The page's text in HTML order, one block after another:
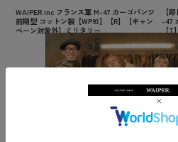
WAIPER.inc フランス軍 M-47 カーゴパンツ
前期型 コットン製【WP93】【R】【キャン
ペーン対象外】ミリタリー
¥10,780(税込)
【
-47
【